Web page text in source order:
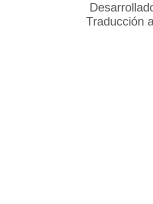
Traducción